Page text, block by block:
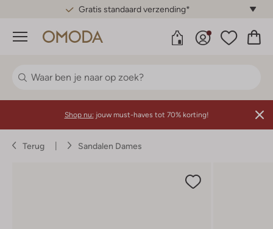
Gratis standaard verzending*
Menu
Shop nu: jouw must-haves tot 70% korting!
Terug Sandalen Dames